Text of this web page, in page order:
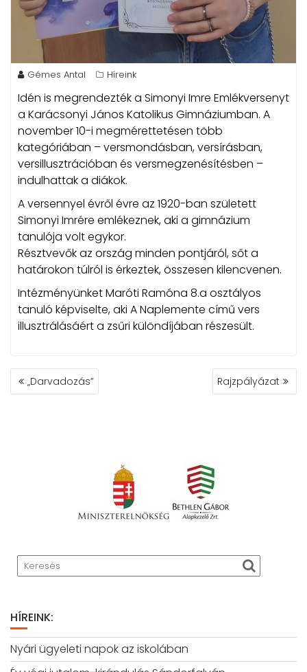
Gémes Antal Híreink
Idén is megrendezték a Simonyi Imre Emlékversenyt
a Karácsonyi János Katolikus Gimnáziumban. A
november 10-i megmérettetésen több
kategóriában – versmondásban, versírásban,
versillusztrációban és versmegzenésítésben –
indulhattak a diákok.
A versennyel évről évre az 1920-ban született
Simonyi Imrére emlékeznek, aki a gimnázium
tanulója volt egykor.
Résztvevők az ország minden pontjáról, sőt a
határokon túlról is érkeztek, összesen kilencvenen.
Intézményünket Maróti Ramóna 8.a osztályos
tanuló képviselte, aki A Naplemente című vers
illusztrálásáért a zsűri különdíjában részesült.
BEJEGYZÉS
NAVIGÁCIÓ
„Darvadozás” Rajzpályázat
HÍREINK:
Nyári ügyeleti napok az iskolában